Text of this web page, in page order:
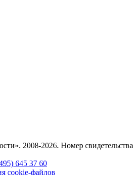
2008-2026. Номер свидетельства
645 37 60
cookie-файлов